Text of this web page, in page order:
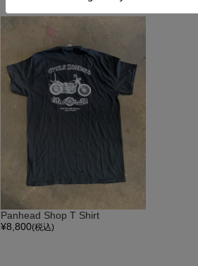
Panhead Shop T Shirt
¥8,800(税込)